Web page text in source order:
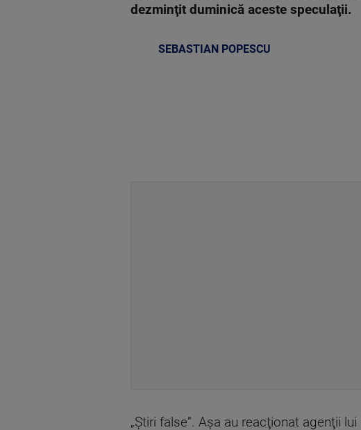
dezminţit duminică aceste speculaţii.
SEBASTIAN POPESCU
„Ştiri false”. Aşa au reacţionat agenţii